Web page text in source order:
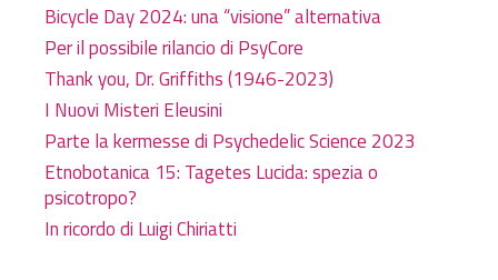
Bicycle Day 2024: una “visione” alternativa
Per il possibile rilancio di PsyCore
Thank you, Dr. Griffiths (1946-2023)
I Nuovi Misteri Eleusini
Parte la kermesse di Psychedelic Science 2023
Etnobotanica 15: Tagetes Lucida: spezia o
psicotropo?
In ricordo di Luigi Chiriatti